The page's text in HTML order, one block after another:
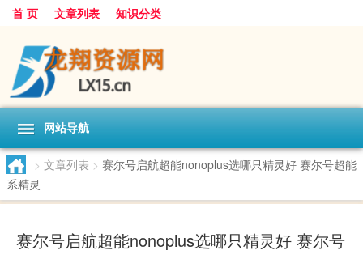
首 页 文章列表 知识分类
网站导航
> 文章列表 > 赛尔号启航超能nonoplus选哪只精灵好 赛尔号超能
系精灵
赛尔号启航超能nonoplus选哪只精灵好 赛尔号